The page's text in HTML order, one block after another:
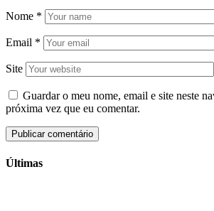
Nome *
Email *
Site
Guardar o meu nome, email e site neste
próxima vez que eu comentar.
Últimas